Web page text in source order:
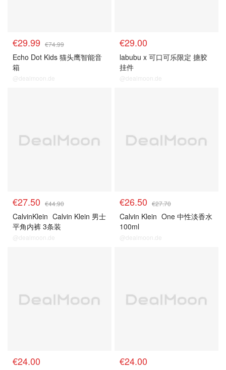
€29.99 €74.99
Echo Dot Kids 猫头鹰智能音
箱
@dealmoon.de
€29.00
labubu x 可口可乐限定 搪胶
挂件
@dealmoon.de
€27.50 €44.90
CalvinKlein Calvin Klein 男士
平角内裤 3条装
@dealmoon.de
€26.50 €27.70
Calvin Klein One 中性淡香水
100ml
@dealmoon.de
€24.00 €24.00